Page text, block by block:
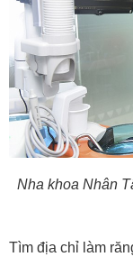
Nha khoa Nhân
Tìm địa chỉ làm